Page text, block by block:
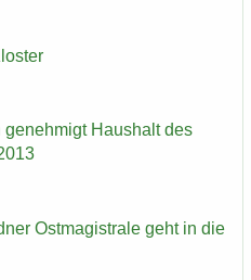
Haus­halt des
Ost­ma­gis­tra­le geht in die